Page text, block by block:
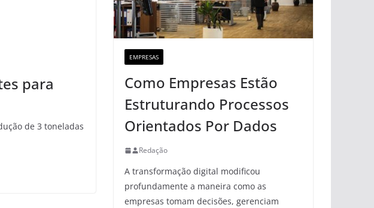
para
de 3 toneladas
EMPRESAS
Como Empresas Estão
Estruturando Processos
Orientados Por Dados
Redação
A transformação digital modificou
profundamente a maneira como as
empresas tomam decisões, gerenciam